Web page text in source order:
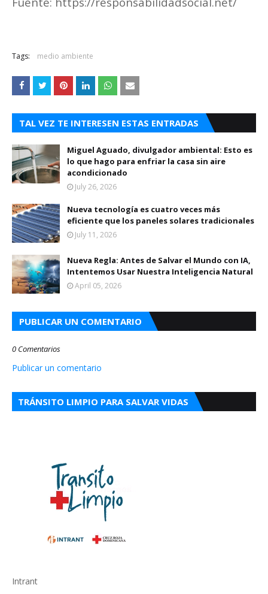
Tags: medio ambiente
TAL VEZ TE INTERESEN ESTAS ENTRADAS
Miguel Aguado, divulgador ambiental: Esto es
lo que hago para enfriar la casa sin aire
acondicionado
July 26, 2026
Nueva tecnología es cuatro veces más
eficiente que los paneles solares tradicionales
July 11, 2026
Nueva Regla: Antes de Salvar el Mundo con IA,
Intentemos Usar Nuestra Inteligencia Natural
April 05, 2026
PUBLICAR UN COMENTARIO
0 Comentarios
Publicar un comentario
TRÁNSITO LIMPIO PARA SALVAR VIDAS
Intrant